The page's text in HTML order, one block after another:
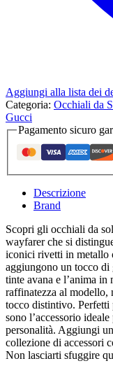
Aggiungi alla lista dei
Categoria: Occhiali da
Gucci
Pagamento sicuro
Descrizione
Brand
Scopri gli occhiali da
wayfarer che si
iconici rivetti in metallo
aggiungono un tocco
tinte avana e l’anima
raffinatezza al modello,
tocco distintivo. Perfetti
sono l’accessorio
personalità. Aggiungi
collezione di accessori
Non lasciarti sfuggire